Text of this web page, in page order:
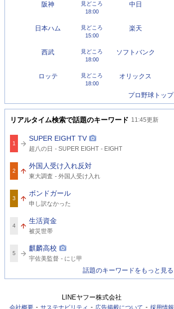
阪神 中日
18:00
見どころ
日本ハム 楽天
15:00
見どころ
西武 ソフトバンク
18:00
見どころ
ロッテ オリックス
18:00
見どころ
プロ野球トップ
リアルタイム検索で話題のキーワード 11:45更新
1
SUPER EIGHT TV
関
連
ー
ド
超八の日 SUPER EIGHT EIGHT
2
外国人受け入れ反対
関
連
ー
ド
東大調査 外国人受け入れ
3
ボンドガール
関
連
ー
ド
申し訳なかった
4
生活資金
関
連
ー
ド
被災世帯
5
麒麟高校
関
連
宇佐美監督 にじ甲
話題のキーワードをもっと見る
LINEヤフー株式会社
会社概要 サステナビリティ 広告掲載について 採用情報